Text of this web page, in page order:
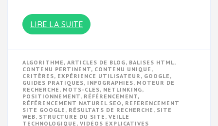
LIRE LA SUITE
ALGORITHME , ARTICLES DE BLOG, BALISES HTML,
CONTENU PERTINENT, CONTENU UNIQUE ,
CRITÈRES, EXPÉRIENCE UTILISATEUR , GOOGLE ,
GUIDES PRATIQUES, INFOGRAPHIES, MOTEUR DE
RECHERCHE , MOTS-CLÉS, NETLINKING,
POSITIONNEMENT, RÉFÉRENCEMENT,
RÉFÉRENCEMENT NATUREL SEO , REFERENCEMENT
SITE GOOGLE , RÉSULTATS DE RECHERCHE , SITE
WEB, STRUCTURE DU SITE , VEILLE
TECHNOLOGIQUE , VIDÉOS EXPLICATIVES